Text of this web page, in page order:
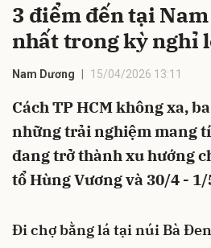
3 điểm đến tại
nhất trong kỳ nghỉ
Nam Dương 15/04/2026 13:11
Cách TP HCM không xa,
những trải nghiệm mang
đang trở thành xu hướng
tổ Hùng Vương và 30/4 -
Đi chợ bằng lá tại núi Bà